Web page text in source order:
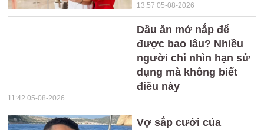
13:57 05-08-2026
Dầu ăn mở nắp để
được bao lâu? Nhiều
người chỉ nhìn hạn sử
dụng mà không biết
điều này
11:42 05-08-2026
Vợ sắp cưới của